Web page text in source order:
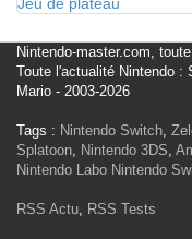
Nintendo-master.com,
Toute l'actualité Nintendo :
Mario - 2003-2026
Tags : Nintendo Switch,
Splatoon, Nintendo 3DS,
Nintendo Labo Nintendo
RSS Actu, RSS Tests